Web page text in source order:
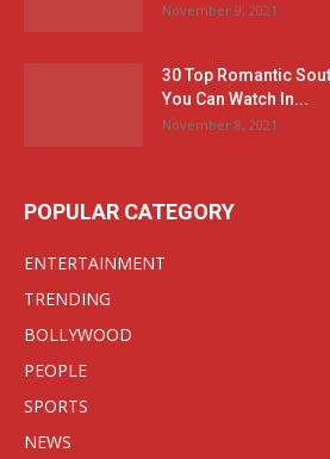
November 9, 2021
30 Top Romantic
You Can Watch In...
November 8, 2021
POPULAR CATEGORY
ENTERTAINMENT
TRENDING
BOLLYWOOD
PEOPLE
SPORTS
NEWS